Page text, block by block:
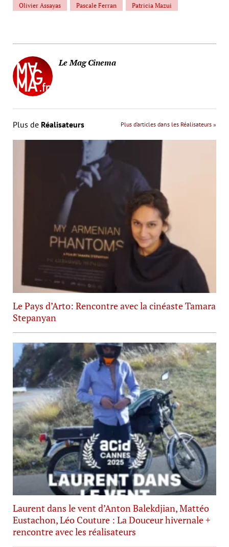
Olivier Assayas Pascale Ferran Patricia Mazui
Le Mag Cinema
Plus de Réalisateurs Plus d’articles dans les Réalisateurs »
Le Pays d’Arto: Rencontre avec la cinéaste Tamara
Stepanyan
Laurent dans le vent d’Anton Balekdjian, Mattéo
Eustachon, Léo Couture : La Douceur hivernale +
rencontre avec les réalisateurs